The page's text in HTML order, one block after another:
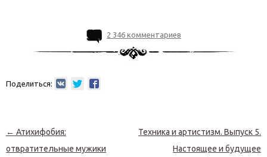
2 346 комментариев
Поделиться:
Навигация по записям
← Атихифобия:
отвратительные мужики
Техника и артистизм. Выпуск 5.
Настоящее и будущее